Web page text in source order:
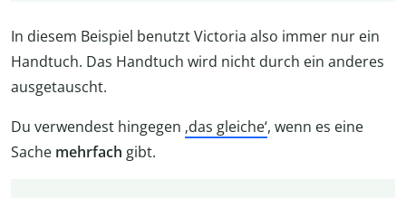
In diesem Beispiel benutzt Victoria also immer nur ein
Handtuch. Das Handtuch wird nicht durch ein anderes
ausgetauscht.
Du verwendest hingegen ‚das gleiche‘, wenn es eine
Sache mehrfach gibt.